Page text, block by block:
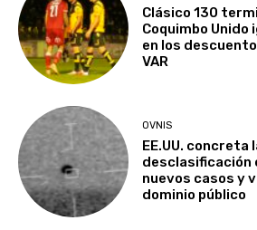
Clásico 130
Coquimbo Unido
en los
VAR
OVNIS
EE.UU. concreta
desclasificación
nuevos casos y
dominio público